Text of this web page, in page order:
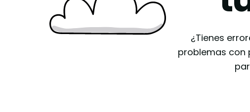
¿Tienes
problemas con